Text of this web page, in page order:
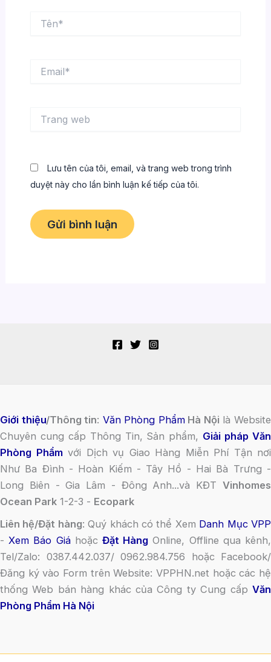
Tên*
web
Lưu tên của tôi, email, và trang web trong trình
duyệt này cho lần bình luận kế tiếp của tôi.
Giới thiệu/Thông tin: Văn Phòng PhẩmHà Nội là Website
Chuyên cung cấp Thông Tin, Sản phẩm, Giải pháp Văn
Phòng Phẩm với Dịch vụ Giao Hàng Miễn Phí Tận nơi
Như Ba Đình - Hoàn Kiếm - Tây Hồ - Hai Bà Trưng -
Long Biên - Gia Lâm - Đông Anh...và KĐT Vinhomes
Ocean Park 1-2-3 - Ecopark
Liên hệ/Đặt hàng: Quý khách có thể Xem Danh Mục VPP
-Xem Báo GiáhoặcĐặt Hàng Online, Offline qua kênh,
Tel/Zalo: 0387.442.037/ 0962.984.756 hoặc Facebook/
Đăng ký vào Form trên Website: VPPHN.net hoặc các hệ
thống Web bán hàng khác của Công ty Cung cấp Văn
Phòng Phẩm Hà Nội